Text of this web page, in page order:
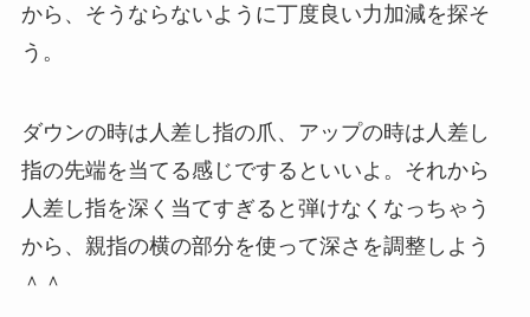
から、そうならないように丁度良い力加減を探そ
う。
ダウンの時は人差し指の爪、アップの時は人差し
指の先端を当てる感じでするといいよ。それから
人差し指を深く当てすぎると弾けなくなっちゃう
から、親指の横の部分を使って深さを調整しよう
＾＾